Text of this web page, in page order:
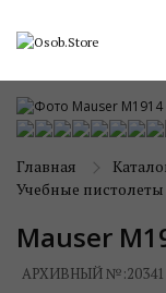
Главная
Учебные пистолеты
Mauser
АРХИВНЫЙ №: